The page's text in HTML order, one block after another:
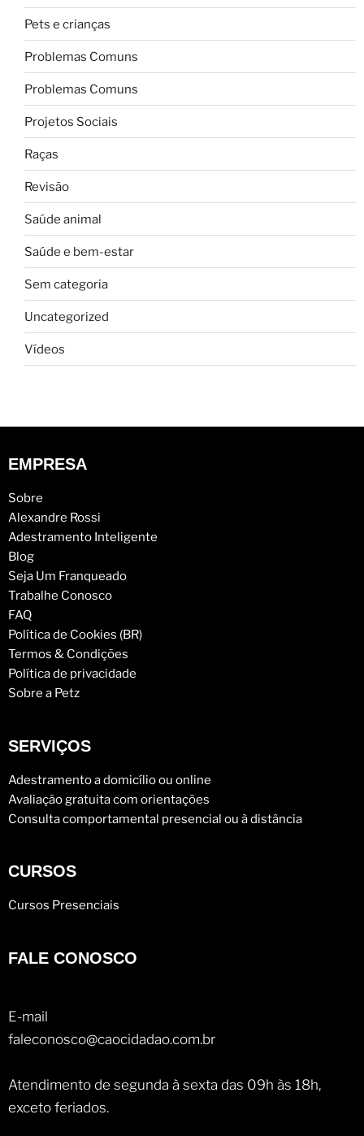
Pets e crianças
Problemas Comuns
Problemas Comuns
Projetos Sociais
Raças
Revisão
Saúde animal
Saúde e bem-estar
Sem categoria
Uncategorized
Vídeos
EMPRESA
Sobre
Alexandre Rossi
Adestramento Inteligente
Blog
Seja Um Franqueado
Trabalhe Conosco
FAQ
Política de Cookies (BR)
Termos & Condições
Política de privacidade
Sobre a Petz
SERVIÇOS
Adestramento a domicílio ou online
Avaliação gratuita com orientações
Consulta comportamental presencial ou à distância
CURSOS
Cursos Presenciais
FALE CONOSCO
E-mail
faleconosco@caocidadao.com.br
Atendimento de segunda à sexta das 09h às 18h,
exceto feriados.